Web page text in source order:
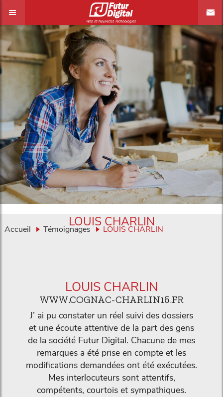
Accueil Témoignages LOUIS CHARLIN
LOUIS CHARLIN
LOUIS CHARLIN
WWW.COGNAC-CHARLIN16.FR
J’ ai pu constater un réel suivi des dossiers
et une écoute attentive de la part des gens
de la société Futur Digital. Chacune de mes
remarques a été prise en compte et les
modifications demandées ont été exécutées.
Mes interlocuteurs sont attentifs,
compétents, courtois et sympathiques.